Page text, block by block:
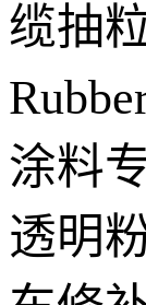
缆抽
涂料
透明